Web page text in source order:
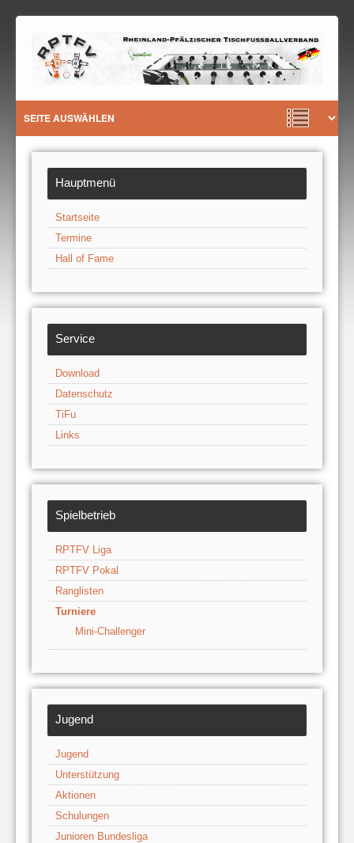
Hauptmenü
Startseite
Termine
Hall of Fame
Service
Download
Datenschutz
TiFu
Links
Spielbetrieb
RPTFV Liga
RPTFV Pokal
Ranglisten
Turniere
Mini-Challenger
Jugend
Jugend
Unterstützung
Aktionen
Schulungen
Junioren Bundesliga